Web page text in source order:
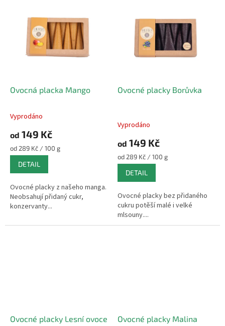
Ovocná placka Mango
Průměrné
produktu
je
5,0
5
hvězdiček.
Vyprodáno
od 149 Kč
Měrná
cena:
od 289 Kč / 100 g
DETAIL
Ovocné placky z našeho manga.
Neobsahují přidaný cukr,
konzervanty...
Ovocné placky Borůvka
Vyprodáno
od 149 Kč
Měrná
cena:
od 289 Kč / 100 g
DETAIL
Ovocné placky bez přidaného
cukru potěší malé i velké
mlsouny....
Ovocné placky Lesní ovoce Ovocné placky Malina